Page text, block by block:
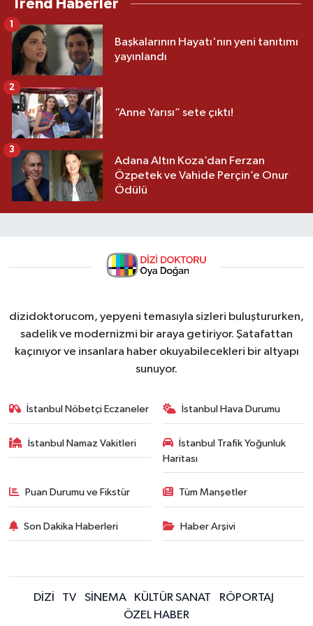
Trend Haberler
Başkalarının Hayatı'nın yeni tanıtımı
yayınlandı
1
“Anne Yarısı” sete çıktı!
2
Adana Altın Koza’dan Ferzan
Özpetek ve Vahide Perçin’e Onur
Ödülü
3
dizidoktorucom, yepyeni temasıyla sizleri buluştururken,
sadelik ve modernizmi bir araya getiriyor. Şatafattan
kaçınıyor ve insanlara haber okuyabilecekleri bir altyapı
sunuyor.
İstanbul Nöbetçi Eczaneler İstanbul Hava Durumu
İstanbul Namaz Vakitleri
İstanbul Trafik Yoğunluk
Haritası
Puan Durumu ve Fikstür Tüm Manşetler
Son Dakika Haberleri Haber Arşivi
DİZİ TV SİNEMA KÜLTÜR SANAT
RÖPORTAJ
ÖZEL HABER